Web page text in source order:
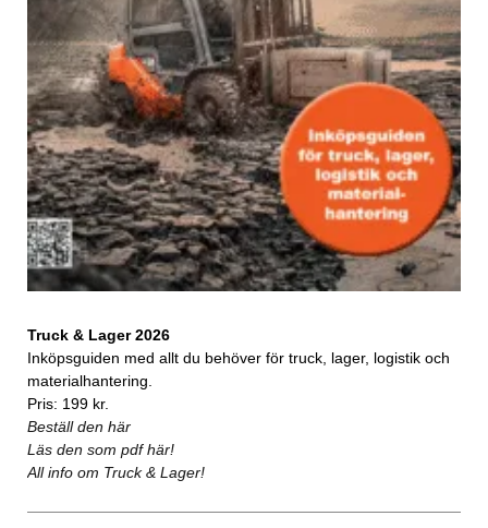
Truck & Lager 2026
Inköpsguiden med allt du behöver för truck, lager, logistik och
materialhantering.
Pris: 199 kr.
Beställ den här
Läs den som pdf här!
All info om Truck & Lager!